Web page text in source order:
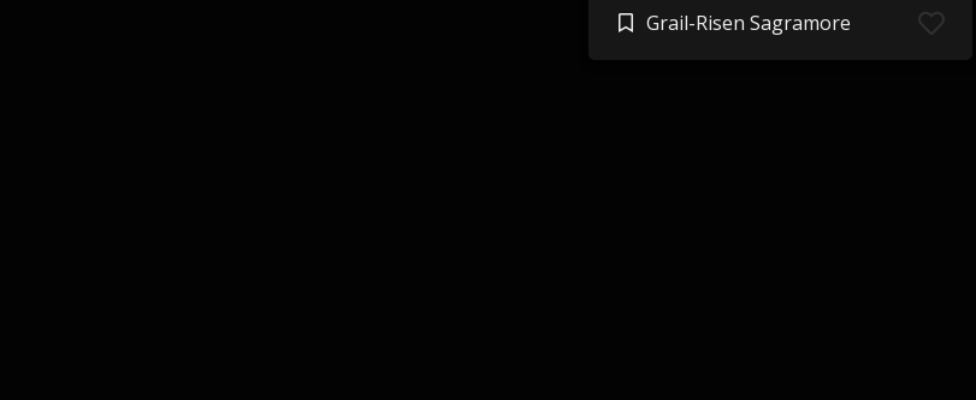
Grail-Risen Sagramore